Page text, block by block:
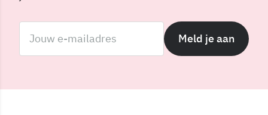
Meld je aan